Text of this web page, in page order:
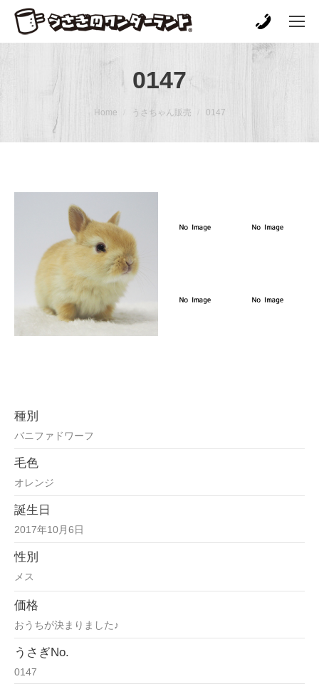
0147
Home うさちゃん販売 0147
種別
バニファドワーフ
毛色
オレンジ
誕生日
2017年10月6日
性別
メス
価格
おうちが決まりました♪
うさぎNo.
0147